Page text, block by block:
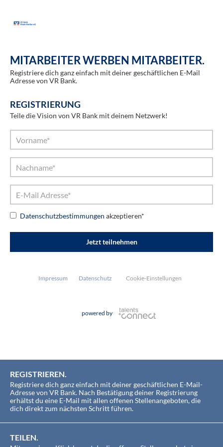
MITARBEITER WERBEN MITARBEITER.
Registriere dich ganz einfach mit deiner geschäftlichen E-Mail
Adresse von VR Bank.
REGISTRIERUNG
Teile die Vision von VR Bank mit deinem Netzwerk!
Datenschutzbestimmungen akzeptieren*
Impressum Datenschutz Cookie-Einstellungen
powered by
REGISTRIEREN.
Registriere dich ganz einfach mit deiner geschäftlichen E-Mail-
Adresse von VR Bank. Nach Bestätigung deiner Registrierung
erhältst du eine E-Mail mit allen offenen Stellenangeboten, die
dich direkt zum nächsten Schritt führen.
TEILEN.